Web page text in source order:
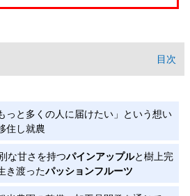
目次
っと多くの人に届けたい」という想い
住し就農
な甘さを持つパインアップルと樹上完
き渡ったパッションフルーツ